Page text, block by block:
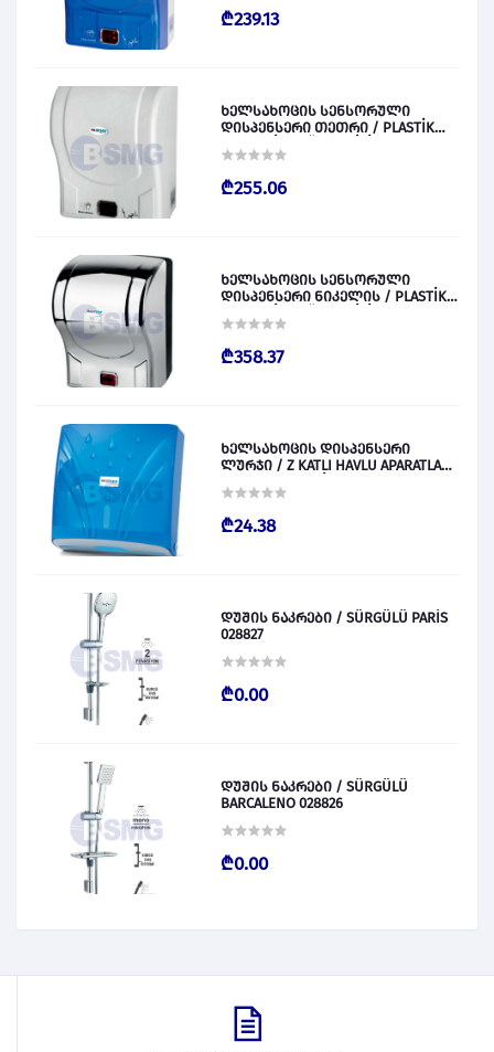
₾239.13
ხელსახოცის სენსორული
დისპენსერი თეთრი / PLASTİK
028829
₾255.06
ხელსახოცის სენსორული
დისპენსერი ნიკელის / PLASTİK
028830
₾358.37
ხელსახოცის დისპენსერი
ლურჯი / Z KATLI HAVLU APARATLARI
₾24.38
დუშის ნაკრები / SÜRGÜLÜ PARİS
028827
₾0.00
დუშის ნაკრები / SÜRGÜLÜ
BARCALENO 028826
₾0.00